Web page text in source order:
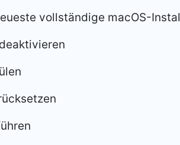
vollständige macOS-